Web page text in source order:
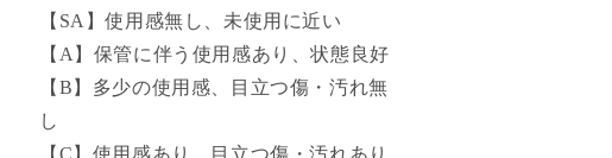
【SA】使用感無し、未使用に近い
【A】保管に伴う使用感あり、状態良好
【B】多少の使用感、目立つ傷・汚れ無
し